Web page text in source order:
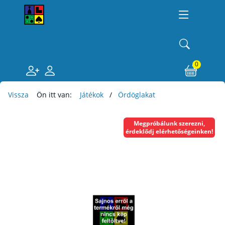
0
Vissza Ön itt van: Játékok Ördöglakat
Megpróbálunk szerezni,
érdeklődj elérhetőségeinken!